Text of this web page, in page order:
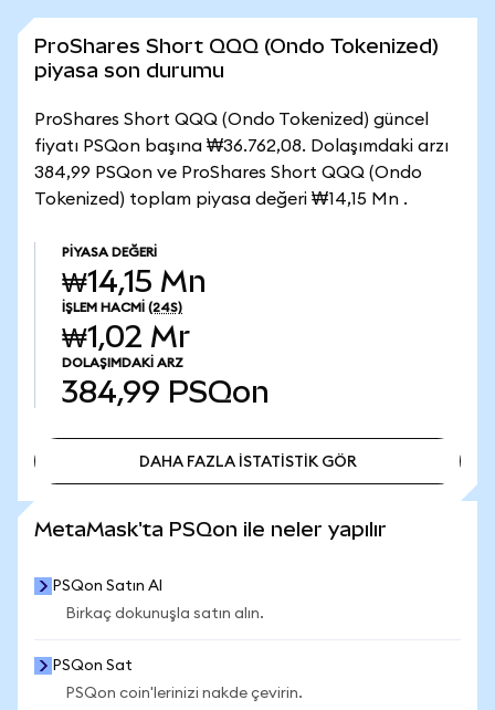
ProShares Short QQQ (Ondo Tokenized)
piyasa son durumu
ProShares Short QQQ (Ondo Tokenized) güncel
fiyatı PSQon başına ₩36.762,08. Dolaşımdaki arzı
384,99 PSQon ve ProShares Short QQQ (Ondo
Tokenized) toplam piyasa değeri ₩14,15 Mn .
PIYASA DEĞERI
₩14,15 Mn
İŞLEM HACMI (24S)
₩1,02 Mr
DOLAŞIMDAKI ARZ
384,99 PSQon
DAHA FAZLA İSTATİSTİK GÖR
MetaMask'ta PSQon ile neler yapılır
PSQon Satın Al
Birkaç dokunuşla satın alın.
PSQon Sat
PSQon coin'lerinizi nakde çevirin.